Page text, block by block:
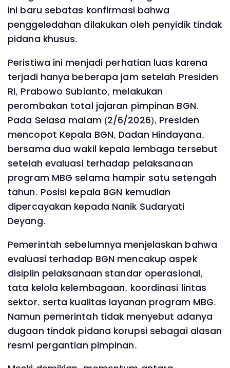
ini baru sebatas konfirmasi bahwa
penggeledahan dilakukan oleh penyidik tindak
pidana khusus.
Peristiwa ini menjadi perhatian luas karena
terjadi hanya beberapa jam setelah Presiden
RI, Prabowo Subianto, melakukan
perombakan total jajaran pimpinan BGN.
Pada Selasa malam (2/6/2026), Presiden
mencopot Kepala BGN, Dadan Hindayana,
bersama dua wakil kepala lembaga tersebut
setelah evaluasi terhadap pelaksanaan
program MBG selama hampir satu setengah
tahun. Posisi kepala BGN kemudian
dipercayakan kepada Nanik Sudaryati
Deyang.
Pemerintah sebelumnya menjelaskan bahwa
evaluasi terhadap BGN mencakup aspek
disiplin pelaksanaan standar operasional,
tata kelola kelembagaan, koordinasi lintas
sektor, serta kualitas layanan program MBG.
Namun pemerintah tidak menyebut adanya
dugaan tindak pidana korupsi sebagai alasan
resmi pergantian pimpinan.